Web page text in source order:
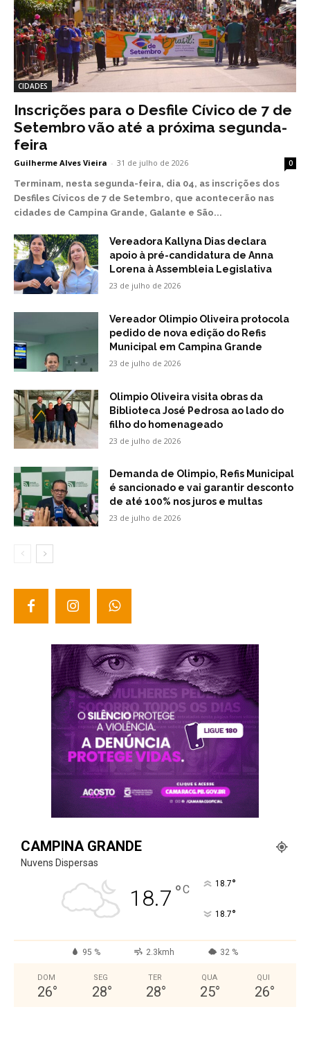
CIDADES
Inscrições para o Desfile Cívico de 7 de
Setembro vão até a próxima segunda-
feira
Guilherme Alves Vieira - 31 de julho de 2026 0
Terminam, nesta segunda-feira, dia 04, as inscrições dos
Desfiles Cívicos de 7 de Setembro, que acontecerão nas
cidades de Campina Grande, Galante e São...
Vereadora Kallyna Dias declara
apoio à pré-candidatura de Anna
Lorena à Assembleia Legislativa
23 de julho de 2026
Vereador Olimpio Oliveira protocola
pedido de nova edição do Refis
Municipal em Campina Grande
23 de julho de 2026
Olimpio Oliveira visita obras da
Biblioteca José Pedrosa ao lado do
filho do homenageado
23 de julho de 2026
Demanda de Olimpio, Refis Municipal
é sancionado e vai garantir desconto
de até 100% nos juros e multas
23 de julho de 2026
CAMPINA GRANDE
Nuvens Dispersas
18.7 °C 18.7°
18.7°
95 % 2.3kmh 32 %
DOM
26°
SEG
28°
TER
28°
QUA
25°
QUI
26°